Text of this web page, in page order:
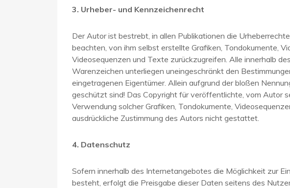
3. Urheber- und Kennzeichenrecht
Der Autor ist bestrebt, in allen Publikationen die
beachten, von ihm selbst erstellte Grafiken, Tondokumente,
Videosequenzen und Texte zurückzugreifen. Alle innerhalb
Warenzeichen unterliegen uneingeschränkt den
eingetragenen Eigentümer. Allein aufgrund der bloßen
geschützt sind! Das Copyright für veröffentlichte, vom Autor
Verwendung solcher Grafiken, Tondokumente,
ausdrückliche Zustimmung des Autors nicht gestattet.
4. Datenschutz
Sofern innerhalb des Internetangebotes die Möglichkeit zur
besteht, erfolgt die Preisgabe dieser Daten seitens des